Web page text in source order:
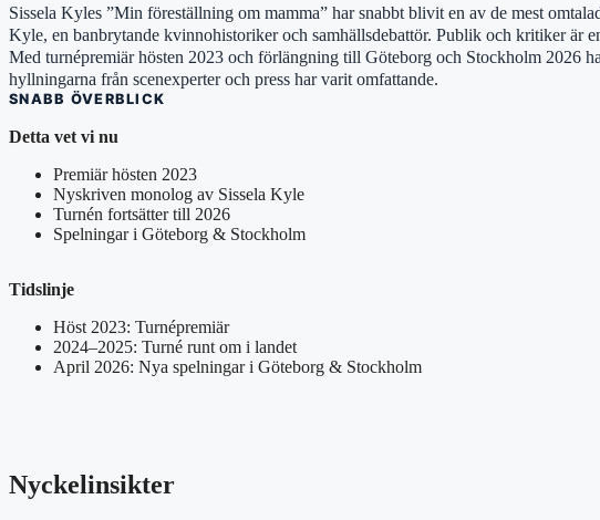
Sissela Kyles ”Min föreställning om mamma” har snabbt blivit en av de mest
Kyle, en banbrytande kvinnohistoriker och samhällsdebattör. Publik och kritiker är
Med turnépremiär hösten 2023 och förlängning till Göteborg och Stockholm 2026
hyllningarna från scenexperter och press har varit omfattande.
SNABB ÖVERBLICK
Detta vet vi nu
Premiär hösten 2023
Nyskriven monolog av Sissela Kyle
Turnén fortsätter till 2026
Spelningar i Göteborg & Stockholm
Tidslinje
Höst 2023: Turnépremiär
2024–2025: Turné runt om i landet
April 2026: Nya spelningar i Göteborg & Stockholm
Nyckelinsikter